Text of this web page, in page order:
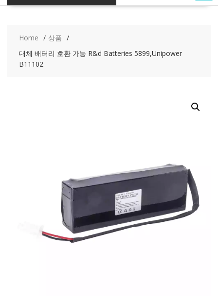
Home
상품
대체 배터리 호환 가능 R&d Batteries 5899,Unipower
B11102